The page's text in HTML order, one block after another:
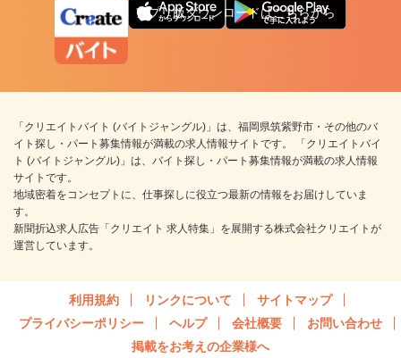
アプリ版ダウンロードはこちらから
「クリエイトバイト (バイトジャングル)」は、福岡県筑紫野市・その他のバ
イト探し・パート募集情報が満載の求人情報サイトです。 「クリエイトバイ
ト (バイトジャングル)」は、バイト探し・パート募集情報が満載の求人情報
サイトです。
地域密着をコンセプトに、仕事探しに役立つ最新の情報をお届けしていま
す。
新聞折込求人広告「クリエイト 求人特集」を展開する株式会社クリエイトが
運営しています。
利用規約 リンクについて
サイトマップ
プライバシーポリシー
ヘルプ 会社概要
お問い合わせ
掲載をお考えの企業様へ